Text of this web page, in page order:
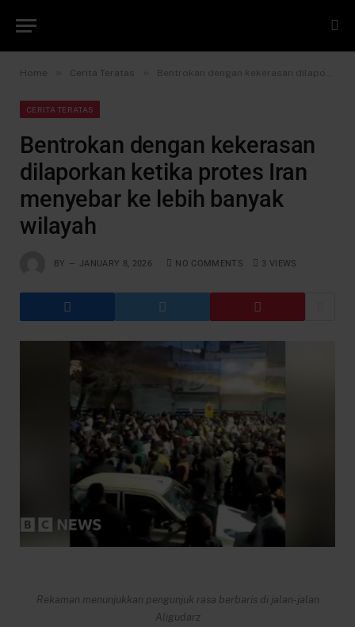
Home Cerita Teratas Bentrokan dengan kekerasan dilaporkan ketika protes Iran menyebar ke lebih banyak wilayah
CERITA TERATAS
Bentrokan dengan kekerasan
dilaporkan ketika protes Iran
menyebar ke lebih banyak
wilayah
BY JANUARY 8, 2026 NO COMMENTS 3 VIEWS
Rekaman menunjukkan pengunjuk rasa berbaris di jalan-jalan
Aligudarz